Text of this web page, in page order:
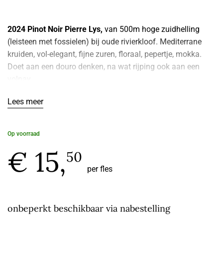
2024 Pinot Noir Pierre Lys, van 500m hoge zuidhelling
(leisteen met fossielen) bij oude rivierkloof. Mediterrane
kruiden, vol-elegant, fijne zuren, floraal, pepertje, mokka.
Doet aan een douro denken, na wat rijping ook aan een
Klikhiervoor de fiche technique van de producent.
Lees meer
Op voorraad
€ 15,50
per fles
onbeperkt beschikbaar via nabestelling